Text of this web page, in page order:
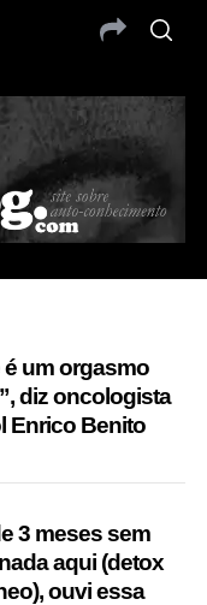
é um orgasmo
diz oncologista
Enrico Benito
3 meses sem
aqui (detox
ouvi essa